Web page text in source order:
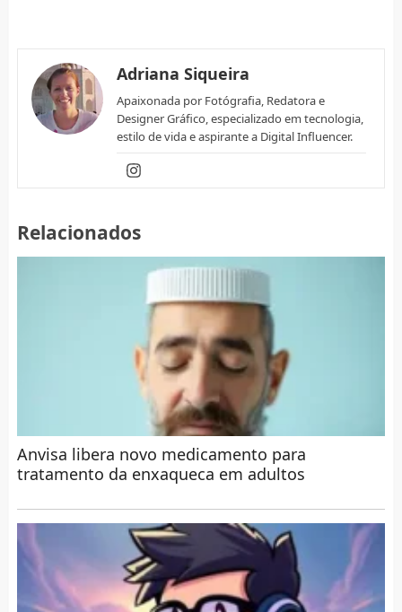
Adriana Siqueira
Apaixonada por Fotógrafia, Redatora e
Designer Gráfico, especializado em tecnologia,
estilo de vida e aspirante a Digital Influencer.
Relacionados
Anvisa libera novo medicamento para
tratamento da enxaqueca em adultos